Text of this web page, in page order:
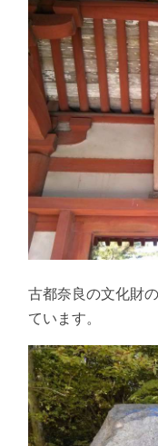
古都奈良の文化財
ています。